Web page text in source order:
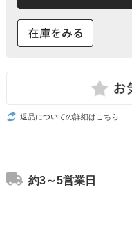
返品についての詳細はこちら
約3～5営業日